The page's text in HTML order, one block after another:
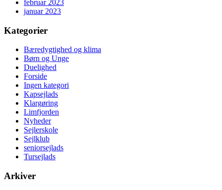
februar 2023
januar 2023
Kategorier
Bæredygtighed og klima
Børn og Unge
Duelighed
Forside
Ingen kategori
Kapsejlads
Klargøring
Limfjorden
Nyheder
Sejlerskole
Sejlklub
seniorsejlads
Tursejlads
Arkiver